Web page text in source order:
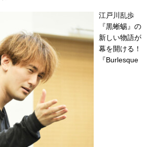
江戸川乱歩
『黒蜥蜴』の
新しい物語が
幕を開ける！
『Burlesque